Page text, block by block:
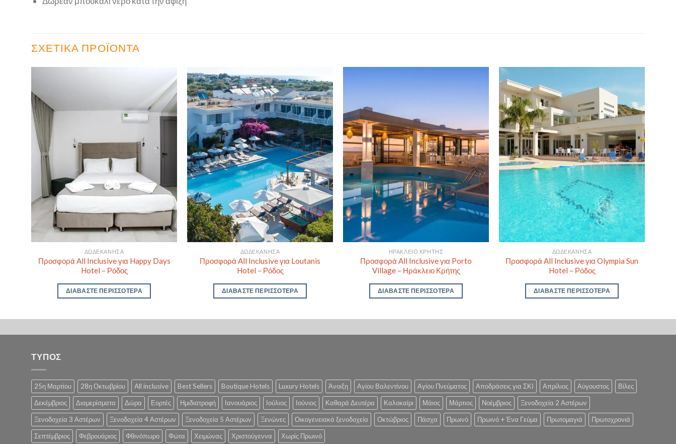
ΣΧΕΤΙΚΆ ΠΡΟΪΌΝΤΑ
ΔΩΔΕΚΆΝΗΣΑ
Προσφορά All Inclusive για Happy Days
Hotel – Ρόδος
ΔΙΑΒΆΣΤΕ ΠΕΡΙΣΣΌΤΕΡΑ
ΔΩΔΕΚΆΝΗΣΑ
Προσφορά All Inclusive για Loutanis
Hotel – Ρόδος
ΔΙΑΒΆΣΤΕ ΠΕΡΙΣΣΌΤΕΡΑ
ΗΡΆΚΛΕΙΟ ΚΡΉΤΗΣ
Προσφορά All Inclusive για Porto
Village – Ηράκλειο Κρήτης
ΔΙΑΒΆΣΤΕ ΠΕΡΙΣΣΌΤΕΡΑ
ΔΩΔΕΚΆΝΗΣΑ
Προσφορά All Inclusive για Olympia Sun
Hotel – Ρόδος
ΔΙΑΒΆΣΤΕ ΠΕΡΙΣΣΌΤΕΡΑ
ΤΥΠΟΣ
25η Μαρτίου 28η Οκτωβρίου All inclusive Best Sellers Boutique Hotels Luxury Hotels Άνοιξη Αγίου Βαλεντίνου Αγίου Πνεύματος Αποδράσεις για ΣΚΙ Απρίλιος Αύγουστος Βίλες
Δεκέμβριος Διαμερίσματα Δώρα Εορτές Ημιδιατροφή Ιανουάριος Ιούλιος Ιούνιος Καθαρά Δευτέρα Καλοκαίρι Μάιος Μάρτιος Νοέμβριος Ξενοδοχεία 2 Αστέρων
Ξενοδοχεία 3 Αστέρων Ξενοδοχεία 4 Αστέρων Ξενοδοχεία 5 Αστέρων Ξενώνες Οικογενειακά ξενοδοχεία Οκτώβριος Πάσχα Πρωινό Πρωινό + Ένα Γεύμα Πρωτομαγιά Πρωτοχρονιά
Σεπτέμβριος Φεβρουάριος Φθινόπωρο Φώτα Χειμώνας Χριστούγεννα Χωρίς Πρωινό